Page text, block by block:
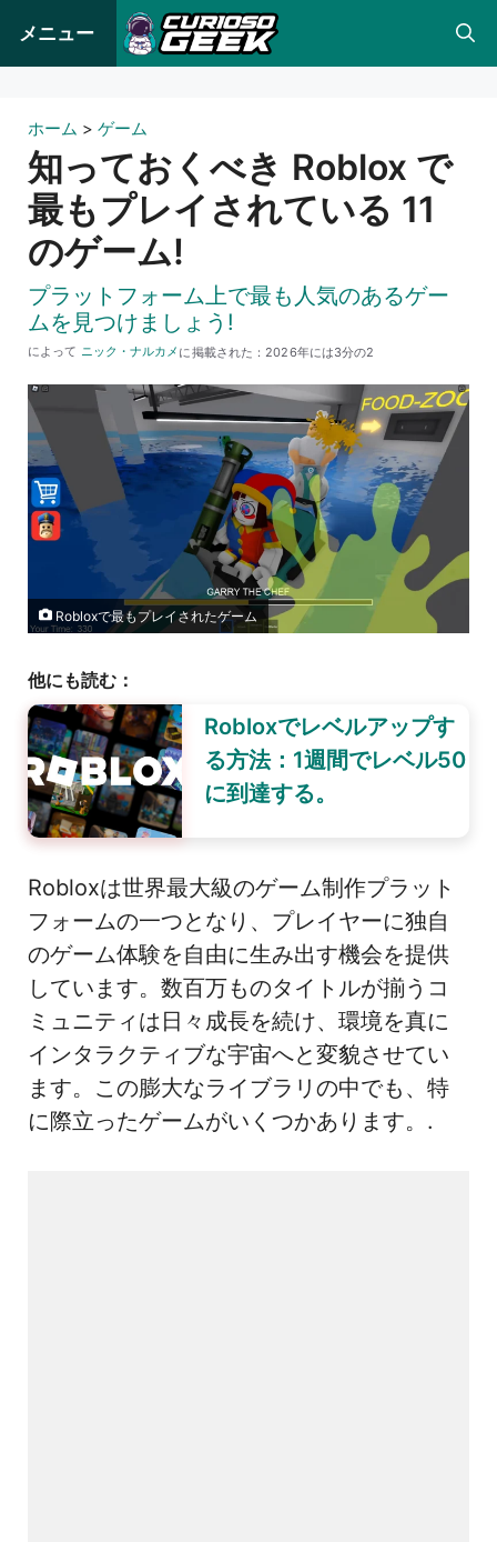
ン
メニュー
ホーム > ゲーム
知っておくべき Roblox で
最もプレイされている 11
のゲーム!
プラットフォーム上で最も人気のあるゲー
ムを見つけましょう!
に掲載された： 2026年には3分の2
によって ニック・ナルカメ
Robloxで最もプレイされたゲーム
他にも読む：
Robloxでレベルアップす
る方法：1週間でレベル50
に到達する。
Robloxは世界最大級のゲーム制作プラット
フォームの一つとなり、プレイヤーに独自
のゲーム体験を自由に生み出す機会を提供
しています。数百万ものタイトルが揃うコ
ミュニティは日々成長を続け、環境を真に
インタラクティブな宇宙へと変貌させてい
ます。この膨大なライブラリの中でも、特
に際立ったゲームがいくつかあります。.